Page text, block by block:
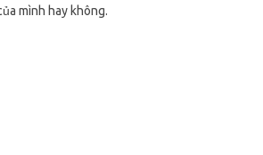
mình hay không.